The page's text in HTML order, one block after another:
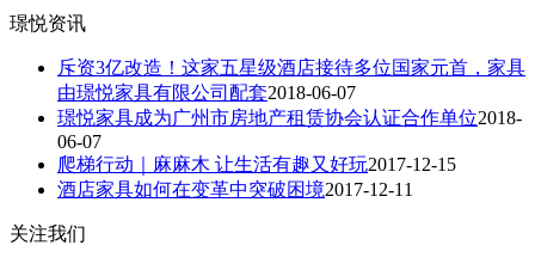
璟悦资讯
斥资3亿改造！这家五星级酒店接待多位国家元首，家具
由璟悦家具有限公司配套2018-06-07
璟悦家具成为广州市房地产租赁协会认证合作单位2018-
06-07
爬梯行动｜麻麻木 让生活有趣又好玩2017-12-15
酒店家具如何在变革中突破困境2017-12-11
关注我们